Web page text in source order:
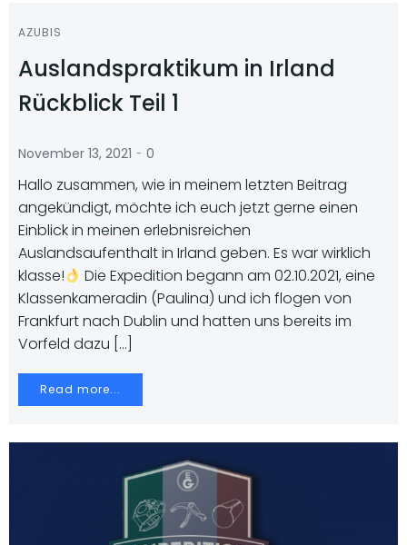
AZUBIS
Auslandspraktikum in Irland
Rückblick Teil 1
November 13, 2021 - 0
Hallo zusammen, wie in meinem letzten Beitrag
angekündigt, möchte ich euch jetzt gerne einen
Einblick in meinen erlebnisreichen
Auslandsaufenthalt in Irland geben. Es war wirklich
klasse!
Die Expedition begann am 02.10.2021, eine
Klassenkameradin (Paulina) und ich flogen von
Frankfurt nach Dublin und hatten uns bereits im
Vorfeld dazu […]
Read more...